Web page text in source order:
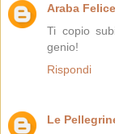
Araba Felice
Ti copio
genio!
Rispondi
Le